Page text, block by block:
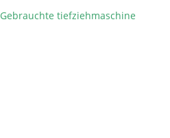
Gebrauchte tiefziehmaschine